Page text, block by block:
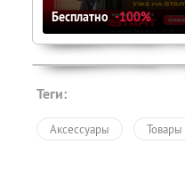
Бесплатно -100%
Теги:
Аксессуары Товары